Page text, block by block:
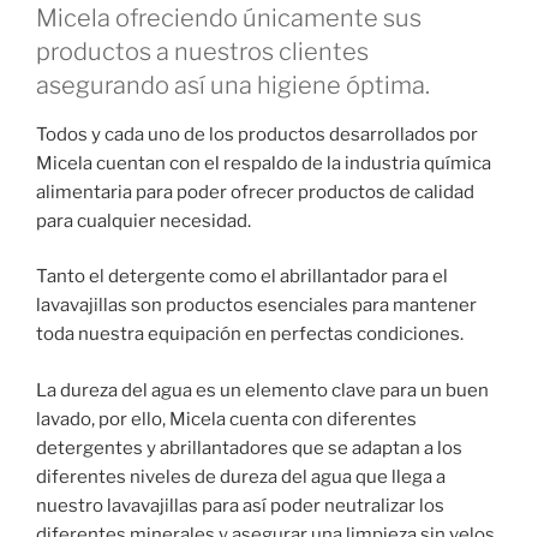
Micela ofreciendo únicamente sus
productos a nuestros clientes
asegurando así una higiene óptima.
Todos y cada uno de los productos desarrollados por
Micela cuentan con el respaldo de la industria química
alimentaria para poder ofrecer productos de calidad
para cualquier necesidad.
Tanto el detergente como el abrillantador para el
lavavajillas son productos esenciales para mantener
toda nuestra equipación en perfectas condiciones.
La dureza del agua es un elemento clave para un buen
lavado, por ello, Micela cuenta con diferentes
detergentes y abrillantadores que se adaptan a los
diferentes niveles de dureza del agua que llega a
nuestro lavavajillas para así poder neutralizar los